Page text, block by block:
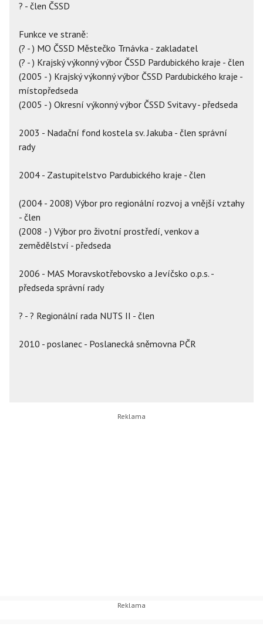
? - člen ČSSD
Funkce ve straně:
(? - ) MO ČSSD Městečko Trnávka - zakladatel
(? - ) Krajský výkonný výbor ČSSD Pardubického kraje - člen
(2005 - ) Krajský výkonný výbor ČSSD Pardubického kraje -
místopředseda
(2005 - ) Okresní výkonný výbor ČSSD Svitavy - předseda
2003 - Nadační fond kostela sv. Jakuba - člen správní
rady
2004 - Zastupitelstvo Pardubického kraje - člen
(2004 - 2008) Výbor pro regionální rozvoj a vnější vztahy
- člen
(2008 - ) Výbor pro životní prostředí, venkov a
zemědělství - předseda
2006 - MAS Moravskotřebovsko a Jevíčsko o.p.s. -
předseda správní rady
? - ? Regionální rada NUTS II - člen
2010 - poslanec - Poslanecká sněmovna PČR